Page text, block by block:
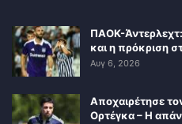
ΠΑΟΚ-
και η πρόκριση
Αυγ 6, 2026
Αποχαιρέτησε
Ορτέγκα – Η